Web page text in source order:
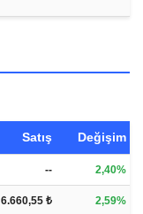
Satış Değişim
-- 2,40%
6.660,55 ₺ 2,59%